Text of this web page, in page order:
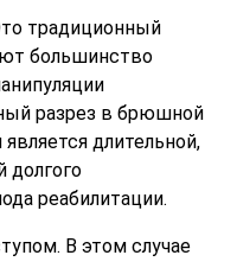
традиционный
большинство
разрез в брюшной
длительной,
долгого
реабилитации.
В этом случае